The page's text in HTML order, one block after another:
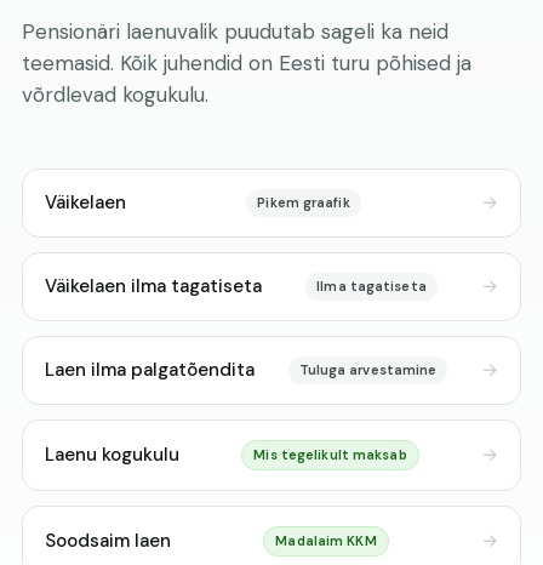
Pensionäri laenuvalik puudutab sageli ka neid
teemasid. Kõik juhendid on Eesti turu põhised ja
võrdlevad kogukulu.
Väikelaen Pikem graafik
Väikelaen ilma tagatiseta Ilma tagatiseta
Laen ilma palgatõendita Tuluga arvestamine
Laenu kogukulu Mis tegelikult maksab
Soodsaim laen Madalaim KKM